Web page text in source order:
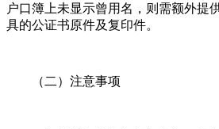
户口簿上未显示曾用名，则需额外提
具的公证书原件及复印件。
（二）注意事项